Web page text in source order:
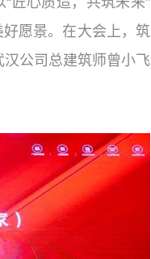
愿景。在大会上，筑
公司总建筑师曾小飞